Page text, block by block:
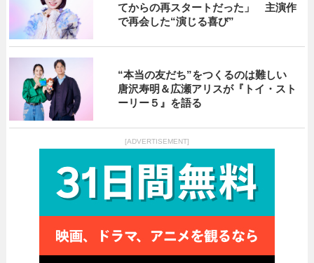
てからの再スタートだった」 主演作
で再会した“演じる喜び”
“本当の友だち”をつくるのは難しい
唐沢寿明＆広瀬アリスが『トイ・スト
ーリー５』を語る
[ADVERTISEMENT]